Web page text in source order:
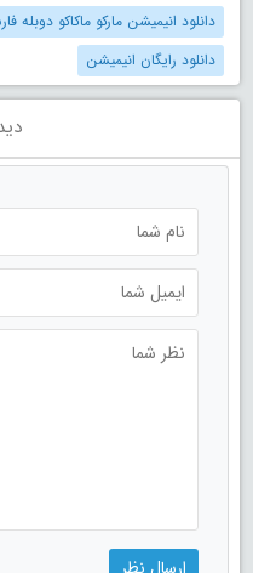
دانلود انیمیشن مارکو ماکاکو دوبله
دانلود رایگان انیمیشن